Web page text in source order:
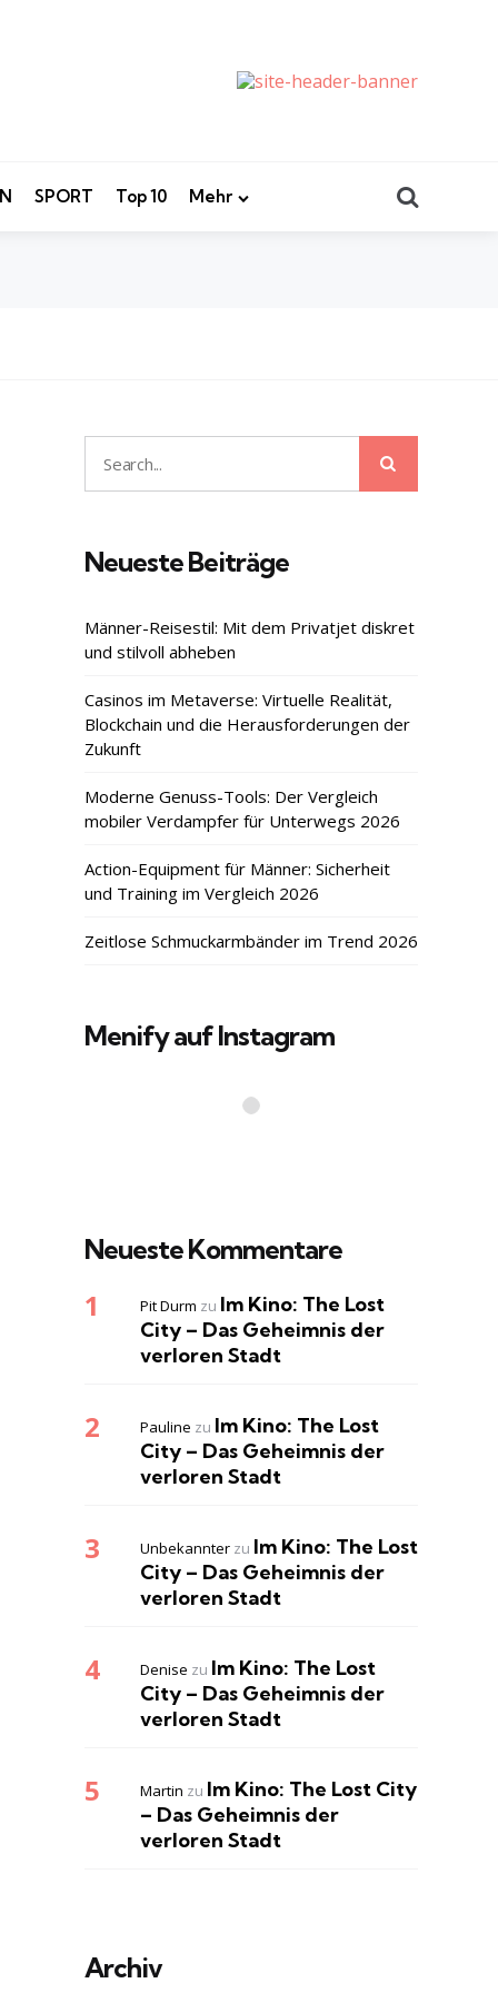
SPORT Top 10 Mehr
Search
for:
Neueste Beiträge
Männer-Reisestil: Mit dem Privatjet diskret
und stilvoll abheben
Casinos im Metaverse: Virtuelle Realität,
Blockchain und die Herausforderungen der
Zukunft
Moderne Genuss-Tools: Der Vergleich
mobiler Verdampfer für Unterwegs 2026
Action-Equipment für Männer: Sicherheit
und Training im Vergleich 2026
Zeitlose Schmuckarmbänder im Trend 2026
Menify auf Instagram
Neueste Kommentare
Pit Durm zu Im Kino: The Lost
City – Das Geheimnis der
verloren Stadt
Pauline zu Im Kino: The Lost
City – Das Geheimnis der
verloren Stadt
Unbekannter zu Im Kino: The Lost
City – Das Geheimnis der
verloren Stadt
Denise zu Im Kino: The Lost
City – Das Geheimnis der
verloren Stadt
Martin zu Im Kino: The Lost City
– Das Geheimnis der
verloren Stadt
Archiv